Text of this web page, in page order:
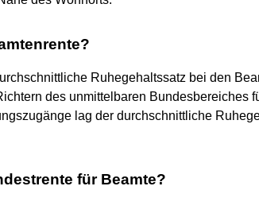
Ruhegehaltssatz bei den
des unmittelbaren Bundesbereiches
lag der durchschnittliche
für Beamte?